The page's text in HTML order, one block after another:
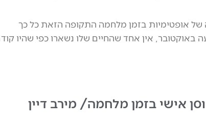
של אופטימיות בזמן מלחמה התקופה הזאת כל כך
אין אחד שהחיים שלו נשארו כפי שהיו
אישי בזמן מלחמה/ מירב דיין